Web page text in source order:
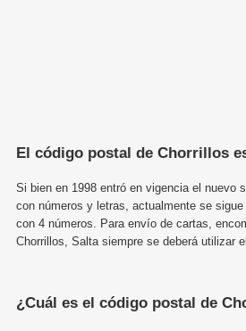
El código postal de Chorrillos
Si bien en 1998 entró en vigencia el nuevo
con números y letras, actualmente se
con 4 números. Para envío de cartas,
Chorrillos, Salta siempre se deberá utilizar
¿Cuál es el código postal de